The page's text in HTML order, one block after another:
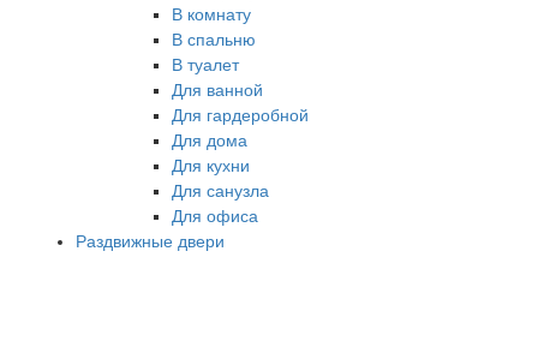
В комнату
В спальню
В туалет
Для ванной
Для гардеробной
Для дома
Для кухни
Для санузла
Для офиса
Раздвижные двери